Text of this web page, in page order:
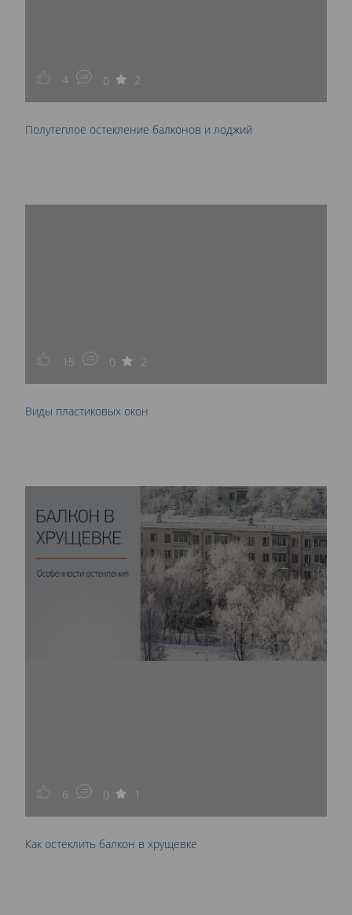
4 0 2
Полутеплое остекление балконов и лоджий
15 0 2
Виды пластиковых окон
6 0 1
Как остеклить балкон в хрущевке